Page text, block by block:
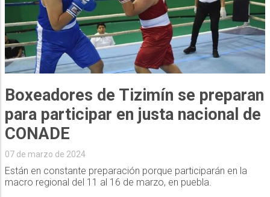
Boxeadores de Tizimín se preparan
para participar en justa nacional de
CONADE
07 de marzo de 2024
Están en constante preparación porque participarán en la
macro regional del 11 al 16 de marzo, en puebla.